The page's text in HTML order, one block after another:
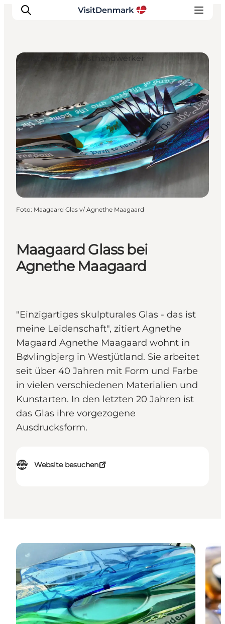
Inspiration
Erlebnisse
Unterkünfte
Reiseplanung
Maagaard Glass bei
Agnethe Maagaard
"Einzigartiges skulpturales Glas - das ist
meine Leidenschaft", zitiert Agnethe
Magaard Agnethe Maagaard wohnt in
Bøvlingbjerg in Westjütland. Sie arbeitet
seit über 40 Jahren mit Form und Farbe
in vielen verschiedenen Materialien und
Kunstarten. In den letzten 20 Jahren ist
das Glas ihre vorgezogene
Ausdrucksform.
Website besuchen
Künstler und Kunsthandwerker
Foto: Maagaard Glas v/ Agnethe Maagaard